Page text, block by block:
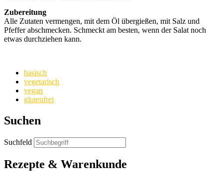
Zubereitung
Alle Zutaten vermengen, mit dem Öl übergießen, mit Salz und
Pfeffer abschmecken. Schmeckt am besten, wenn der Salat noch
etwas durchziehen kann.
basisch
vegetarisch
vegan
glutenfrei
Suchen
Suchfeld
Rezepte & Warenkunde